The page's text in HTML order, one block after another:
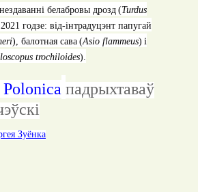
белабровы дрозд (Turdus
годзе: від-інтрадуцэнт папугай
), балотная сава (Asio flammeus) і
trochiloides).
падрыхтаваў
Зуёнка